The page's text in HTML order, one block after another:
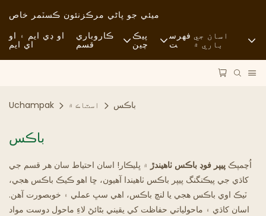
نئون ڪسٽمر خاص ميئي جو پاڻي مرڪز
او ڊي ايم ۽ او
اي ايم
ڪاروباري
قسم
بوفي
کاڌي جا ٽرڪ
پيڪ
چين
فهرس
ت
اسان جي
باري ۾
بلاگ
Uchampak اسٽاڪ ۾ باڪس
باڪس
اُچمپڪ پيپر فوڊ باڪس ٺاهيندڙ ۾ ڀليڪار! اسان احتياط سان هر قسم جي
کاڌي جي پيڪنگنگ پيپر باڪس ٺاهيندا آهيون، ڇا اهو ڪيڪ باڪس هجي،
ٽيڪ اوي باڪس هجي يا لنچ باڪس، اهي سڀ عملي ۽ خوبصورت آهن.
اسان کاڌي ۽ ماحولياتي حفاظت کي يقيني بڻائڻ لاءِ ماحول دوست مواد